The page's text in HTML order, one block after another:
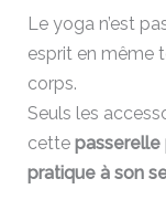
Le yoga n’est
esprit en même
corps.
Seuls les
cette
pratique à son